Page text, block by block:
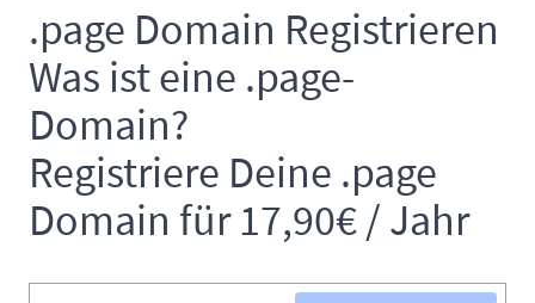
.page Domain Registrieren
Was ist eine .page-
Domain?
Registriere Deine .page
Domain für 17,90€ / Jahr